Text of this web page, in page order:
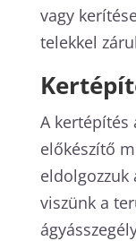
vagy
telekkel
A kertépítés
előkészítő
viszünk a